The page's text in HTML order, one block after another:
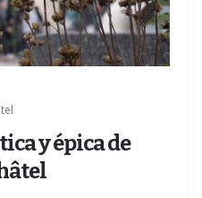
y épica de